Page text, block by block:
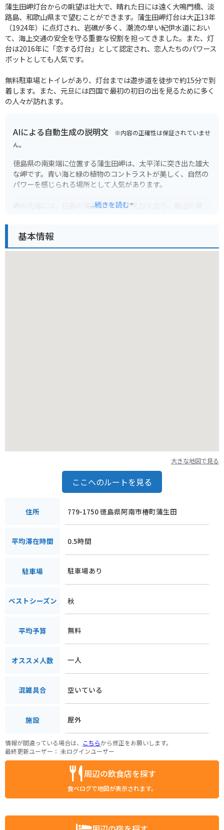
蒲生田岬灯台からの眺望は壮大で、晴れた日には遠く大鳴門橋、淡
路島、和歌山県まで望むことができます。蒲生田岬灯台は大正13年
（1924年）に点灯され、岩礁が多く、潮流の早い紀伊水道におい
て、海上交通の安全を守る重要な役割を担ってきました。また、灯
台は2016年に「恋する灯台」として認定され、恋人たちのパワース
ポットとしても人気です。
無料駐車場とトイレがあり、灯台までは遊歩道を徒歩で約15分で到
着します。また、元旦には四国で最初の初日の出を見るために多く
の人々が訪れます。
AIによる自動生成の説明文 ※内容の正確性は保証されていませ
ん。
徳島県の南東端に位置する蒲生田岬は、太平洋に突き出た雄大
な岬です。青い海と緑の植物のコントラストが美しく、自然の
パワーを感じられる場所として人気があります。
岬の先端には、白亜の蒲生田岬灯台がそびえ立ち、周辺の景色
り、太平洋の潮風を感じながら散策を楽しめます。また、岬周
辺は釣りのスポットとしても知られており、磯釣りを楽しむこ
...続きを読む
基本情報
大きな地図で見る
ここへのルートを見る
住所 779-1750 徳島県阿南市椿町蒲生田
平均滞在時間 0.5時間
駐車場 駐車場あり
ベストシーズン 秋
平均予算 無料
オススメ人数 一人
混雑具合 空いている
施設 屋外
情報が間違っている場合は、 こちらから修正をお願いします。
最終更新ユーザー： 未ログインユーザー
周辺の飲食店を探す
食べログで地図が表示されます。